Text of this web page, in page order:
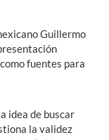
Guillermo
fuentes para
idea de buscar
la validez